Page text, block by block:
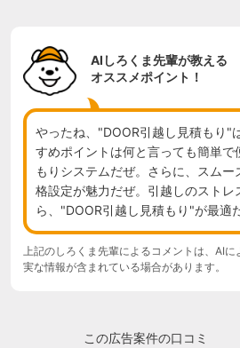
AIしろくま先輩が教える
オススメポイント！
やったね、"DOOR引越し見積もり"
すめポイントは何と言っても簡単で
もりシステムだぜ。さらに、スム
格設定が魅力だぜ。引越しのストレ
ら、"DOOR引越し見積もり"が最適
上記のしろくま先輩によるコメントは、AI
実な情報が含まれている場合があります。
この広告案件の口コミ